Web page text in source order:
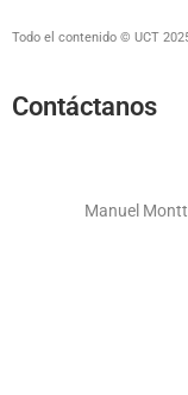
Todo el contenido © UCT
Contáctanos
Manuel